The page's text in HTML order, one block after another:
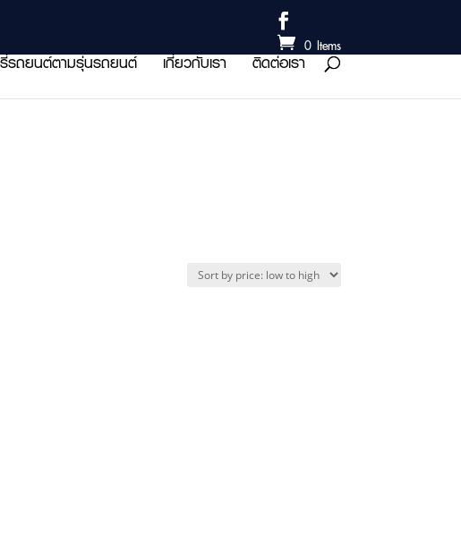
0 Items
รถยนต์ตามรุ่นรถยนต์ เกี่ยวกับเรา ติดต่อเรา